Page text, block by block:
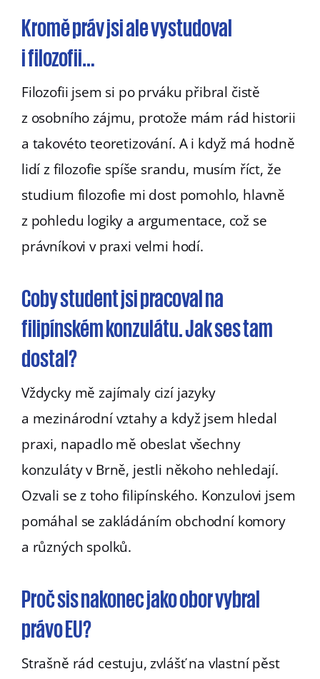
Kromě práv jsi ale vystudoval
i filozofii…
Filozofii jsem si po prváku přibral čistě
z osobního zájmu, protože mám rád historii
a takovéto teoretizování. A i když má hodně
lidí z filozofie spíše srandu, musím říct, že
studium filozofie mi dost pomohlo, hlavně
z pohledu logiky a argumentace, což se
právníkovi v praxi velmi hodí.
Coby student jsi pracoval na
filipínském konzulátu. Jak ses tam
dostal?
Vždycky mě zajímaly cizí jazyky
a mezinárodní vztahy a když jsem hledal
praxi, napadlo mě obeslat všechny
konzuláty v Brně, jestli někoho nehledají.
Ozvali se z toho filipínského. Konzulovi jsem
pomáhal se zakládáním obchodní komory
a různých spolků.
Proč sis nakonec jako obor vybral
právo EU?
Strašně rád cestuju, zvlášť na vlastní pěst